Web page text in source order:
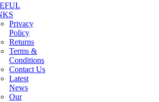
Privacy
Policy
Returns
Terms &
Conditions
Contact Us
Latest
News
Our